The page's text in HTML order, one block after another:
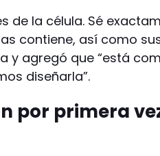
de la célula. Sé
contiene, así como
y agregó que “está
diseñarla”.
por primera